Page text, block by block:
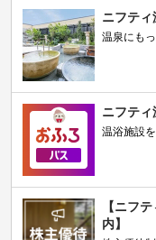
ニフティ
温泉にも
ニフティ
温浴施設
【ニフ
内】